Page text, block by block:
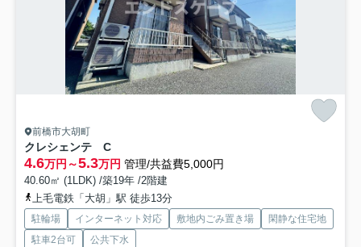
前橋市大胡町
クレシェンテ C
4.6万円～5.3万円 管理/共益費5,000円
40.60㎡ (1LDK) /築19年 /2階建
上毛電鉄「大胡」駅 徒歩13分
駐輪場 インターネット対応 敷地内ごみ置き場
閑静な住宅地
駐車2台可
公共下水